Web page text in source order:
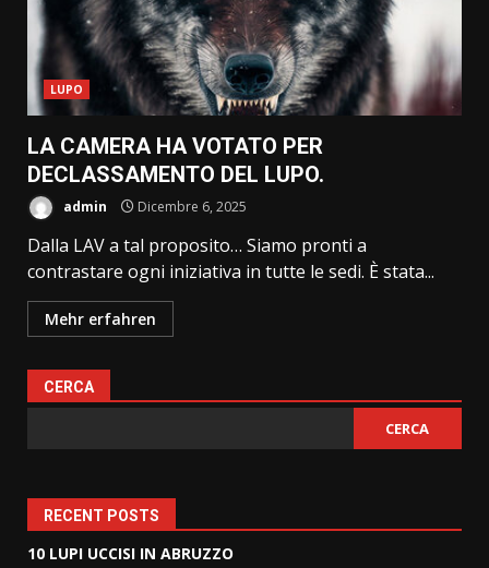
LUPO
LA CAMERA HA VOTATO PER
DECLASSAMENTO DEL LUPO.
admin Dicembre 6, 2025
Dalla LAV a tal proposito… Siamo pronti a
contrastare ogni iniziativa in tutte le sedi. È stata...
Mehr erfahren
CERCA
CERCA
RECENT POSTS
10 LUPI UCCISI IN ABRUZZO